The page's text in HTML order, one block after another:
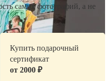
самих фотографий, а не
Купить подарочный
сертификат
от 2000 ₽